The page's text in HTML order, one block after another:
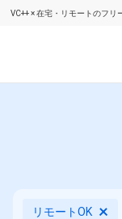
VC++ × 在宅・リモートのフリ
リモートOK